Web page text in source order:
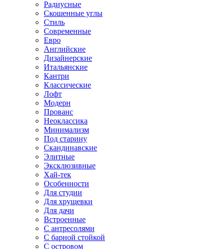
Радиусные
Скошенные углы
Стиль
Современные
Евро
Английские
Дизайнерские
Итальянские
Кантри
Классические
Лофт
Модерн
Прованс
Неоклассика
Минимализм
Под старину
Скандинавские
Элитные
Эксклюзивные
Хай-тек
Особенности
Для студии
Для хрущевки
Для дачи
Встроенные
С антресолями
С барной стойкой
С островом